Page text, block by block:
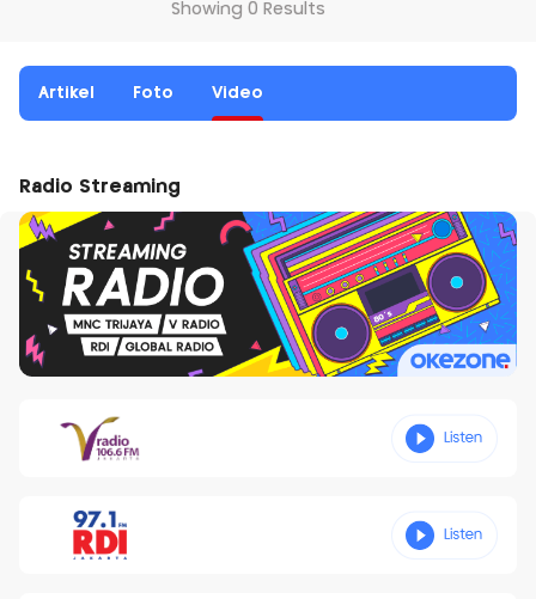
Showing 0 Results
Artikel Foto Video
Radio Streaming